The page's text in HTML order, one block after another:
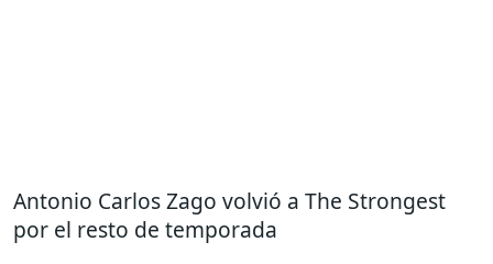
Antonio Carlos Zago volvió a The Strongest
por el resto de temporada